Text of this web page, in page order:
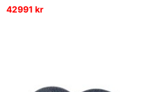
42991 kr